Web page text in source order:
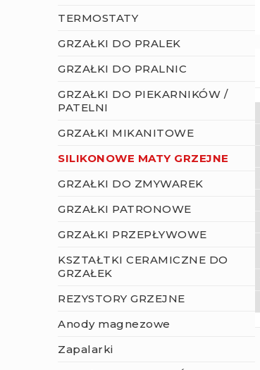
TERMOSTATY
GRZAŁKI DO PRALEK
GRZAŁKI DO PRALNIC
GRZAŁKI DO PIEKARNIKÓW /
PATELNI
GRZAŁKI MIKANITOWE
SILIKONOWE MATY GRZEJNE
GRZAŁKI DO ZMYWAREK
GRZAŁKI PATRONOWE
GRZAŁKI PRZEPŁYWOWE
KSZTAŁTKI CERAMICZNE DO
GRZAŁEK
REZYSTORY GRZEJNE
Anody magnezowe
Zapalarki